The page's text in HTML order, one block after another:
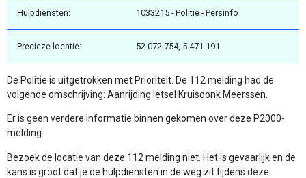
Hulpdiensten: 1033215 - Politie - Persinfo
Precieze locatie: 52.072.754, 5.471.191
De Politie is uitgetrokken met Prioriteit. De 112 melding had de
volgende omschrijving: Aanrijding letsel Kruisdonk Meerssen.
Er is geen verdere informatie binnen gekomen over deze P2000-
melding.
Bezoek de locatie van deze 112 melding niet. Het is gevaarlijk en de
kans is groot dat je de hulpdiensten in de weg zit tijdens deze